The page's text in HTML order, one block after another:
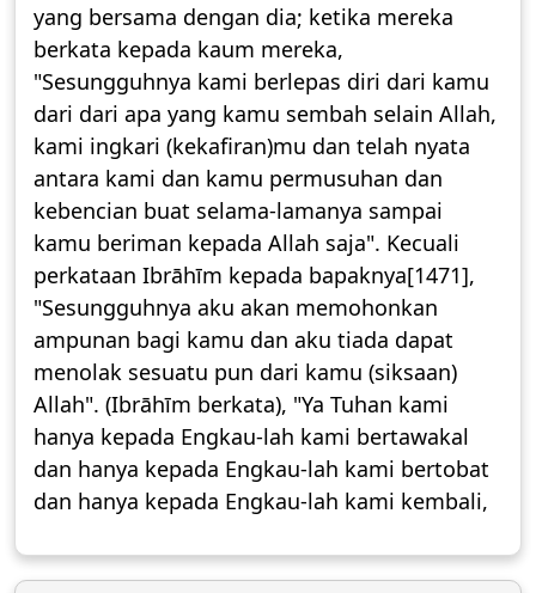
yang bersama dengan dia; ketika mereka
berkata kepada kaum mereka,
"Sesungguhnya kami berlepas diri dari kamu
dari dari apa yang kamu sembah selain Allah,
kami ingkari (kekafiran)mu dan telah nyata
antara kami dan kamu permusuhan dan
kebencian buat selama-lamanya sampai
kamu beriman kepada Allah saja". Kecuali
perkataan Ibrāhīm kepada bapaknya[1471],
"Sesungguhnya aku akan memohonkan
ampunan bagi kamu dan aku tiada dapat
menolak sesuatu pun dari kamu (siksaan)
Allah". (Ibrāhīm berkata), "Ya Tuhan kami
hanya kepada Engkau-lah kami bertawakal
dan hanya kepada Engkau-lah kami bertobat
dan hanya kepada Engkau-lah kami kembali,